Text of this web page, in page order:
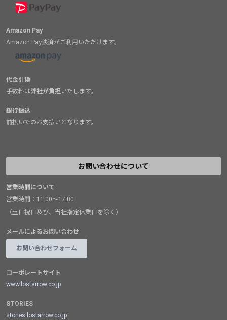
Amazon Pay
Amazon Pay決済がご利用いただけます。
代金引換
手数料は弊社が負担いたします。
銀行振込
前払いでのお支払いとなります。
お問い合わせについて
営業時間について
営業時間：11:00～17:00
（土日祝日及び、当社指定休業日を除く）
メールによるお問い合わせ
お問い合わせフォーム
コーポレートサイト
www.lostarrow.co.jp
STORIES
stories.lostarrow.co.jp